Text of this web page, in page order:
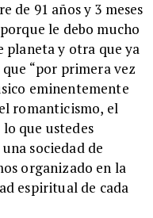
de 91 años y 3 meses
le debo mucho
planeta y otra que ya
que “por primera vez
eminentemente
romanticismo, el
que ustedes
sociedad de
organizado en la
espiritual de cada